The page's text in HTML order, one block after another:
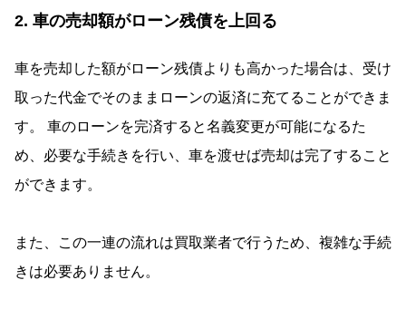
2. 車の売却額がローン残債を上回る
車を売却した額がローン残債よりも高かった場合は、受け
取った代金でそのままローンの返済に充てることができま
す。 車のローンを完済すると名義変更が可能になるた
め、必要な手続きを行い、車を渡せば売却は完了すること
ができます。
また、この一連の流れは買取業者で行うため、複雑な手続
きは必要ありません。